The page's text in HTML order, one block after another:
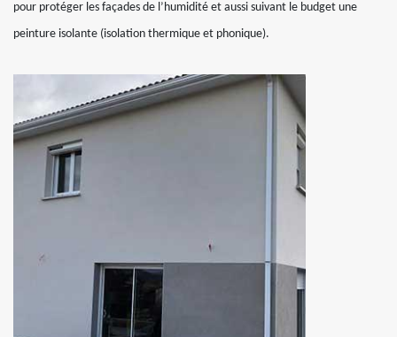
pour protéger les façades de l’humidité et aussi suivant le budget une
peinture isolante (isolation thermique et phonique).